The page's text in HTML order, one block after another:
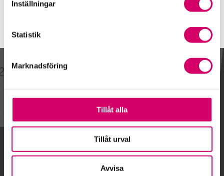
Inställningar
Statistik
Marknadsföring
Tillåt alla
Tillåt urval
Avvisa
Kalendarium
Gå till kalendariet
Lägg till i kalender